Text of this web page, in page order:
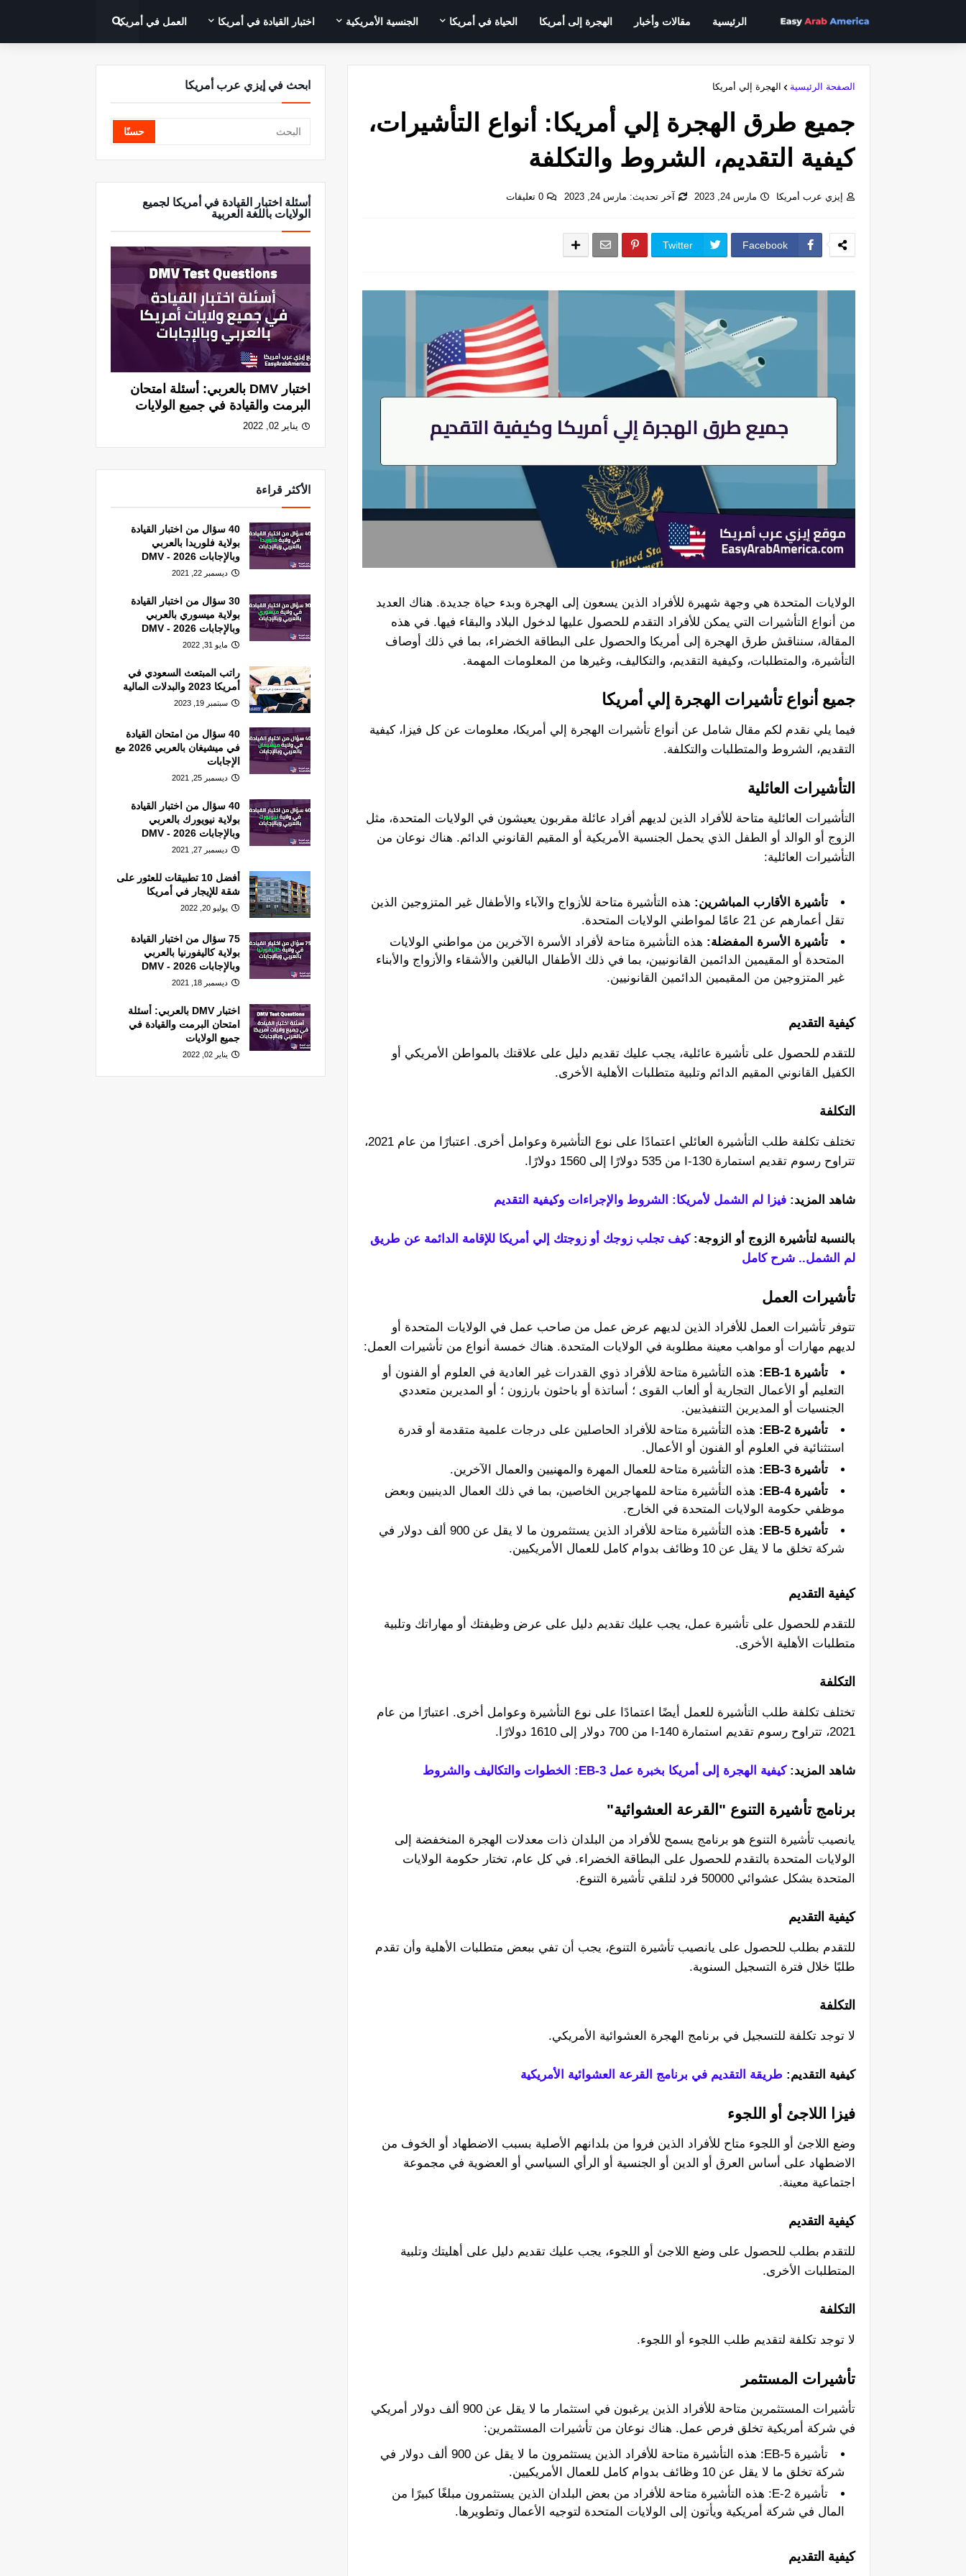
الرئيسية مقالات وأخبار الهجرة إلى أمريكا الحياة في أمريكا الجنسية الأمريكية اختبار القيادة في أمريكا العمل في أمريكا
الصفحة الرئيسية الهجرة إلي أمريكا
جميع طرق الهجرة إلي أمريكا: أنواع التأشيرات،
كيفية التقديم، الشروط والتكلفة
إيزي عرب أمريكا مارس 24, 2023 آخر تحديث: مارس 24, 2023 0 تعليقات
Facebook
Twitter
الولايات المتحدة هي وجهة شهيرة للأفراد الذين يسعون إلى الهجرة وبدء حياة جديدة. هناك العديد
من أنواع التأشيرات التي يمكن للأفراد التقدم للحصول عليها لدخول البلاد والبقاء فيها. في هذه
المقالة، سنناقش طرق الهجرة إلى أمريكا والحصول على البطاقة الخضراء، بما في ذلك أوصاف
التأشيرة، والمتطلبات، وكيفية التقديم، والتكاليف، وغيرها من المعلومات المهمة.
جميع أنواع تأشيرات الهجرة إلي أمريكا
فيما يلي نقدم لكم مقال شامل عن أنواع تأشيرات الهجرة إلي أمريكا، معلومات عن كل فيزا، كيفية
التقديم، الشروط والمتطلبات والتكلفة.
التأشيرات العائلية
التأشيرات العائلية متاحة للأفراد الذين لديهم أفراد عائلة مقربون يعيشون في الولايات المتحدة، مثل
الزوج أو الوالد أو الطفل الذي يحمل الجنسية الأمريكية أو المقيم القانوني الدائم. هناك نوعان من
التأشيرات العائلية:
تأشيرة الأقارب المباشرين: هذه التأشيرة متاحة للأزواج والآباء والأطفال غير المتزوجين الذين
تقل أعمارهم عن 21 عامًا لمواطني الولايات المتحدة.
تأشيرة الأسرة المفضلة: هذه التأشيرة متاحة لأفراد الأسرة الآخرين من مواطني الولايات
المتحدة أو المقيمين الدائمين القانونيين، بما في ذلك الأطفال البالغين والأشقاء والأزواج والأبناء
غير المتزوجين من المقيمين الدائمين القانونيين.
كيفية التقديم
للتقدم للحصول على تأشيرة عائلية، يجب عليك تقديم دليل على علاقتك بالمواطن الأمريكي أو
الكفيل القانوني المقيم الدائم وتلبية متطلبات الأهلية الأخرى.
التكلفة
تختلف تكلفة طلب التأشيرة العائلي اعتمادًا على نوع التأشيرة وعوامل أخرى. اعتبارًا من عام 2021،
تتراوح رسوم تقديم استمارة I-130 من 535 دولارًا إلى 1560 دولارًا.
شاهد المزيد: فيزا لم الشمل لأمريكا: الشروط والإجراءات وكيفية التقديم
بالنسبة لتأشيرة الزوج أو الزوجة:كيف تجلب زوجك أو زوجتك إلي أمريكا للإقامة الدائمة عن طريق
لم الشمل.. شرح كامل
تأشيرات العمل
تتوفر تأشيرات العمل للأفراد الذين لديهم عرض عمل من صاحب عمل في الولايات المتحدة أو
لديهم مهارات أو مواهب معينة مطلوبة في الولايات المتحدة. هناك خمسة أنواع من تأشيرات العمل:
تأشيرة EB-1:
هذه التأشيرة متاحة للأفراد ذوي القدرات غير العادية في العلوم أو الفنون أو
التعليم أو الأعمال التجارية أو ألعاب القوى ؛ أساتذة أو باحثون بارزون ؛ أو المديرين متعددي
الجنسيات أو المديرين التنفيذيين.
تأشيرة EB-2:
هذه التأشيرة متاحة للأفراد الحاصلين على درجات علمية متقدمة أو قدرة
استثنائية في العلوم أو الفنون أو الأعمال.
تأشيرة EB-3:
هذه التأشيرة متاحة للعمال المهرة والمهنيين والعمال الآخرين.
تأشيرة EB-4:
هذه التأشيرة متاحة للمهاجرين الخاصين، بما في ذلك العمال الدينيين وبعض
موظفي حكومة الولايات المتحدة في الخارج.
تأشيرة EB-5:
هذه التأشيرة متاحة للأفراد الذين يستثمرون ما لا يقل عن 900 ألف دولار في
شركة تخلق ما لا يقل عن 10 وظائف بدوام كامل للعمال الأمريكيين.
كيفية التقديم
للتقدم للحصول على تأشيرة عمل، يجب عليك تقديم دليل على عرض وظيفتك أو مهاراتك وتلبية
متطلبات الأهلية الأخرى.
التكلفة
تختلف تكلفة طلب التأشيرة للعمل أيضًا اعتمادًا على نوع التأشيرة وعوامل أخرى. اعتبارًا من عام
2021، تتراوح رسوم تقديم استمارة I-140 من 700 دولار إلى 1610 دولارًا.
شاهد المزيد:كيفية الهجرة إلى أمريكا بخبرة عمل EB-3: الخطوات والتكاليف والشروط
برنامج تأشيرة التنوع "القرعة العشوائية"
يانصيب تأشيرة التنوع هو برنامج يسمح للأفراد من البلدان ذات معدلات الهجرة المنخفضة إلى
الولايات المتحدة بالتقدم للحصول على البطاقة الخضراء. في كل عام، تختار حكومة الولايات
المتحدة بشكل عشوائي 50000 فرد لتلقي تأشيرة التنوع.
كيفية التقديم
للتقدم بطلب للحصول على يانصيب تأشيرة التنوع، يجب أن تفي ببعض متطلبات الأهلية وأن تقدم
طلبًا خلال فترة التسجيل السنوية.
التكلفة
لا توجد تكلفة للتسجيل في برنامج الهجرة العشوائية الأمريكي.
كيفية التقديم: طريقة التقديم في برنامج القرعة العشوائية الأمريكية
فيزا اللاجئ أو اللجوء
وضع اللاجئ أو اللجوء متاح للأفراد الذين فروا من بلدانهم الأصلية بسبب الاضطهاد أو الخوف من
الاضطهاد على أساس العرق أو الدين أو الجنسية أو الرأي السياسي أو العضوية في مجموعة
اجتماعية معينة.
كيفية التقديم
للتقدم بطلب للحصول على وضع اللاجئ أو اللجوء، يجب عليك تقديم دليل على أهليتك وتلبية
المتطلبات الأخرى.
التكلفة
لا توجد تكلفة لتقديم طلب اللجوء أو اللجوء.
تأشيرات المستثمر
تأشيرات المستثمرين متاحة للأفراد الذين يرغبون في استثمار ما لا يقل عن 900 ألف دولار أمريكي
في شركة أمريكية تخلق فرص عمل. هناك نوعان من تأشيرات المستثمرين:
تأشيرة EB-5: هذه التأشيرة متاحة للأفراد الذين يستثمرون ما لا يقل عن 900 ألف دولار في
شركة تخلق ما لا يقل عن 10 وظائف بدوام كامل للعمال الأمريكيين.
تأشيرة E-2: هذه التأشيرة متاحة للأفراد من بعض البلدان الذين يستثمرون مبلغًا كبيرًا من
المال في شركة أمريكية ويأتون إلى الولايات المتحدة لتوجيه الأعمال وتطويرها.
كيفية التقديم
ابحث في إيزي عرب أمريكا
أسئلة اختبار القيادة في أمريكا لجميع
الولايات باللغة العربية
اختبار DMV بالعربي: أسئلة امتحان
البرمت والقيادة في جميع الولايات
يناير 02, 2022
الأكثر قراءة
40 سؤال من اختبار القيادة
بولاية فلوريدا بالعربي
وبالإجابات 2026 - DMV
ديسمبر 22, 2021
30 سؤال من اختبار القيادة
بولاية ميسوري بالعربي
وبالإجابات 2026 - DMV
مايو 31, 2022
راتب المبتعث السعودي في
أمريكا 2023 والبدلات المالية
سبتمبر 19, 2023
40 سؤال من امتحان القيادة
في ميشيغان بالعربي 2026 مع
الإجابات
ديسمبر 25, 2021
40 سؤال من اختبار القيادة
بولاية نيويورك بالعربي
وبالإجابات 2026 - DMV
ديسمبر 27, 2021
أفضل 10 تطبيقات للعثور على
شقة للإيجار في أمريكا
يوليو 20, 2022
75 سؤال من اختبار القيادة
بولاية كاليفورنيا بالعربي
وبالإجابات 2026 - DMV
ديسمبر 18, 2021
اختبار DMV بالعربي: أسئلة
امتحان البرمت والقيادة في
جميع الولايات
يناير 02, 2022